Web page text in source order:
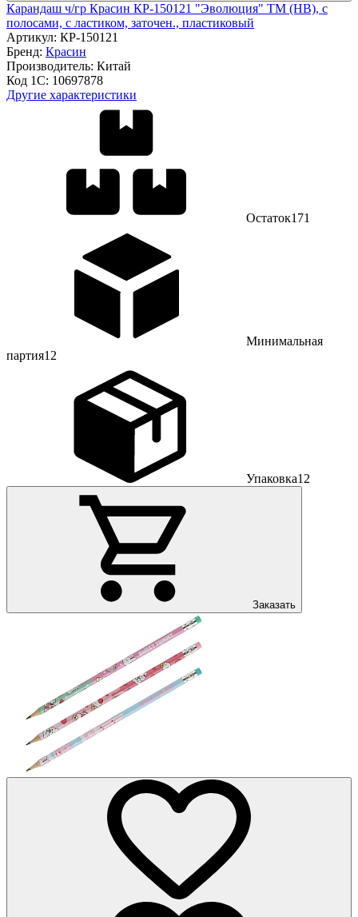
Карандаш ч/гр Красин КР-150121 "Эволюция" ТМ (HB), с
полосами, с ластиком, заточен., пластиковый
Артикул: КР-150121
Бренд: Красин
Производитель: Китай
Код 1С: 10697878
Другие характеристики
Остаток171
Минимальная
партия12
Упаковка12
Заказать